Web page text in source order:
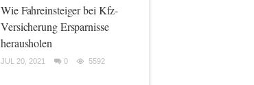
Wie Fahreinsteiger bei Kfz-
Versicherung Ersparnisse
herausholen
JUL 20, 2021 0 5592